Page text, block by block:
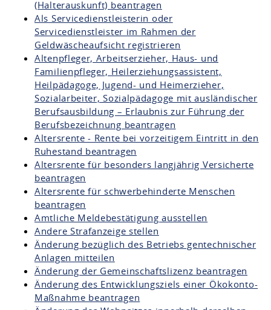
(Halterauskunft) beantragen
Als Servicedienstleisterin oder
Servicedienstleister im Rahmen der
Geldwäscheaufsicht registrieren
Altenpfleger, Arbeitserzieher, Haus- und
Familienpfleger, Heilerziehungsassistent,
Heilpädagoge, Jugend- und Heimerzieher,
Sozialarbeiter, Sozialpädagoge mit ausländischer
Berufsausbildung – Erlaubnis zur Führung der
Berufsbezeichnung beantragen
Altersrente - Rente bei vorzeitigem Eintritt in den
Ruhestand beantragen
Altersrente für besonders langjährig Versicherte
beantragen
Altersrente für schwerbehinderte Menschen
beantragen
Amtliche Meldebestätigung ausstellen
Andere Strafanzeige stellen
Änderung bezüglich des Betriebs gentechnischer
Anlagen mitteilen
Änderung der Gemeinschaftslizenz beantragen
Änderung des Entwicklungsziels einer Ökokonto-
Maßnahme beantragen